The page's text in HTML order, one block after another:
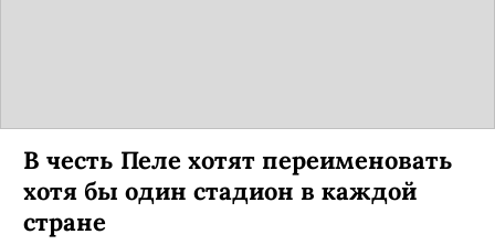
В честь Пеле хотят переименовать
хотя бы один стадион в каждой
стране